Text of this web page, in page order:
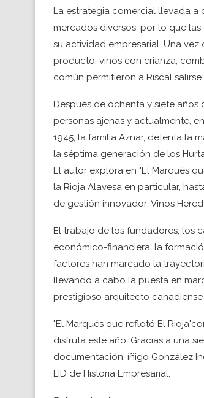
La estrategia comercial llevada a
mercados diversos, por lo que
su actividad empresarial. Una
producto, vinos con crianza,
común permitieron a Riscal
Después de ochenta y siete
personas ajenas y actualmente,
1945, la familia Aznar, detenta la
la séptima generación de los
El autor explora en "El Marqués
la Rioja Alavesa en particular,
de gestión innovador: Vinos
El trabajo de los fundadores, los
económico-financiera, la
factores han marcado la
llevando a cabo la puesta en
prestigioso arquitecto canadiense
"El Marqués que reflotó El
disfruta este año. Gracias a una
documentación, íñigo González
LID de Historia Empresarial.